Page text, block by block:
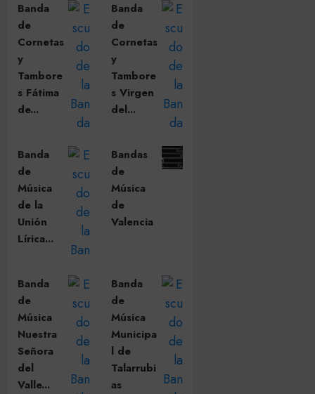
Banda
de
Cornetas
y
Tambore
s Fátima
de...
Banda
de
Cornetas
y
Tambore
s Virgen
del...
Banda
de
Música
de la
Unión
Lírica...
Bandas
de
Música
de
Valencia
Banda
de
Música
Nuestra
Señora
del
Valle...
Banda
de
Música
Municipa
l de
Talarrubi
as